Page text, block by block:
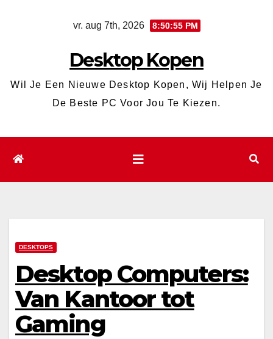
vr. aug 7th, 2026 8:50:56 PM
Desktop Kopen
Wil Je Een Nieuwe Desktop Kopen, Wij Helpen Je
De Beste PC Voor Jou Te Kiezen.
DESKTOPS
Desktop Computers:
Van Kantoor tot
Gaming